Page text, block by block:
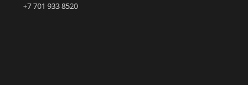
+7 701 933 8520